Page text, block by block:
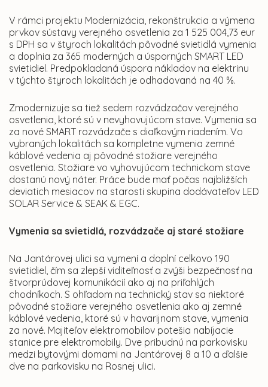
V rámci projektu Modernizácia, rekonštrukcia a výmena
prvkov sústavy verejného osvetlenia za 1 525 004,73 eur
s DPH sa v štyroch lokalitách pôvodné svietidlá vymenia
a doplnia za 365 moderných a úsporných SMART LED
svietidiel. Predpokladaná úspora nákladov na elektrinu
v týchto štyroch lokalitách je odhadovaná na 40 %.
Zmodernizuje sa tiež sedem rozvádzačov verejného
osvetlenia, ktoré sú v nevyhovujúcom stave. Vymenia sa
za nové SMART rozvádzače s diaľkovým riadením. Vo
vybraných lokalitách sa kompletne vymenia zemné
káblové vedenia aj pôvodné stožiare verejného
osvetlenia. Stožiare vo vyhovujúcom technickom stave
dostanú nový náter. Práce bude mať počas najbližších
deviatich mesiacov na starosti skupina dodávateľov LED
SOLAR Service & SEAK & EGC.
Vymenia sa svietidlá, rozvádzače aj staré stožiare
Na Jantárovej ulici sa vymení a doplní celkovo 190
svietidiel, čím sa zlepší viditeľnosť a zvýši bezpečnosť na
štvorprúdovej komunikácií ako aj na priľahlých
chodníkoch. S ohľadom na technický stav sa niektoré
pôvodné stožiare verejného osvetlenia ako aj zemné
káblové vedenia, ktoré sú v havarijnom stave, vymenia
za nové. Majiteľov elektromobilov potešia nabíjacie
stanice pre elektromobily. Dve pribudnú na parkovisku
medzi bytovými domami na Jantárovej 8 a 10 a ďalšie
dve na parkovisku na Rosnej ulici.